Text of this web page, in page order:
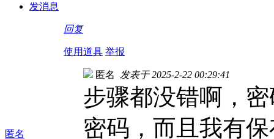
发消息
回复
使用道具 举报
匿名
匿名 发表于 2025-2-22 00:29:41
步骤都没错啊，
密码，而且我有